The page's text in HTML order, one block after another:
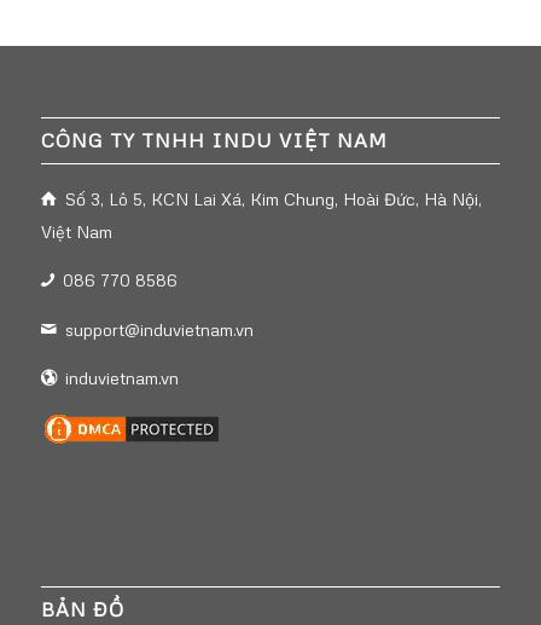
CÔNG TY TNHH INDU VIỆT NAM
Số 3, Lô 5, KCN Lai Xá, Kim Chung, Hoài Đức, Hà Nội,
Việt Nam
086 770 8586
support@induvietnam.vn
induvietnam.vn
BẢN ĐỒ